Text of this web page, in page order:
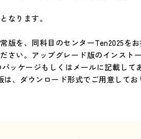
なります。
版を、同科目のセンターTen2025を
さい。アップグレード版のインスト
ッケージもしくはメールに記載して
、ダウンロード形式でご用意してお